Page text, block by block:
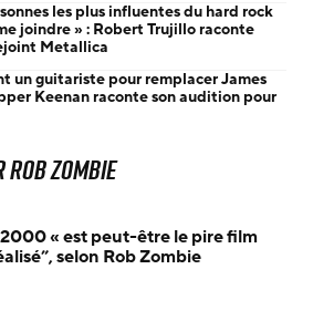
les plus influentes du hard rock
joindre » : Robert Trujillo raconte
Metallica
un guitariste pour remplacer James
Keenan raconte son audition pour
Zombie
« est peut-être le pire film
selon Rob Zombie